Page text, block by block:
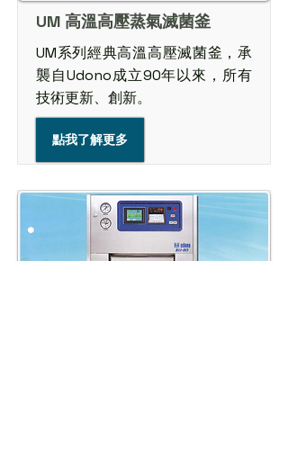
UM 高溫高壓蒸氣滅菌釜
UM系列經典高溫高壓滅菌釜，承
襲自Udono成立90年以來，所有
技術更新、創新。
點我了解更多